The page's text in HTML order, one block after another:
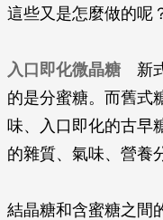
這些又是怎麼做的呢
入口即化微晶糖 新
的是分蜜糖。而舊式
味、入口即化的古早
的雜質、氣味、營養
結晶糖和含蜜糖之間